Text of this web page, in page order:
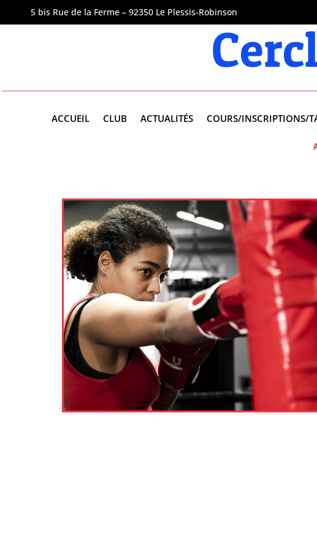
5 bis Rue de la Ferme – 92350 Le Plessis-Robinson
ACCUEIL CLUB ACTUALITÉS COURS/INSCRIPTIONS/